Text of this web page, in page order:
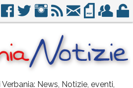
News, Notizie, eventi,